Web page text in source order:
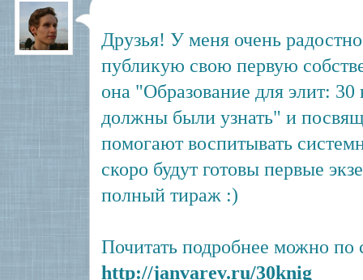
Друзья! У меня очень
публикую свою первую
она "Образование для элит:
должны были узнать" и
помогают воспитывать
скоро будут готовы первые
полный тираж :)
Почитать подробнее можно по
http://janvarev.ru/30knig